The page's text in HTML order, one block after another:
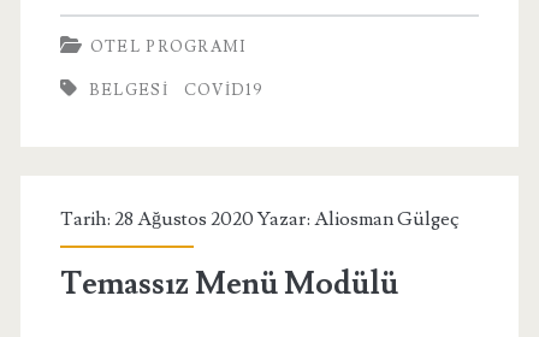
19
Belgesi
OTEL PROGRAMI
BELGESI COVID19
Tarih: 28 Ağustos 2020 Yazar: Aliosman Gülgeç
Temassız Menü Modülü